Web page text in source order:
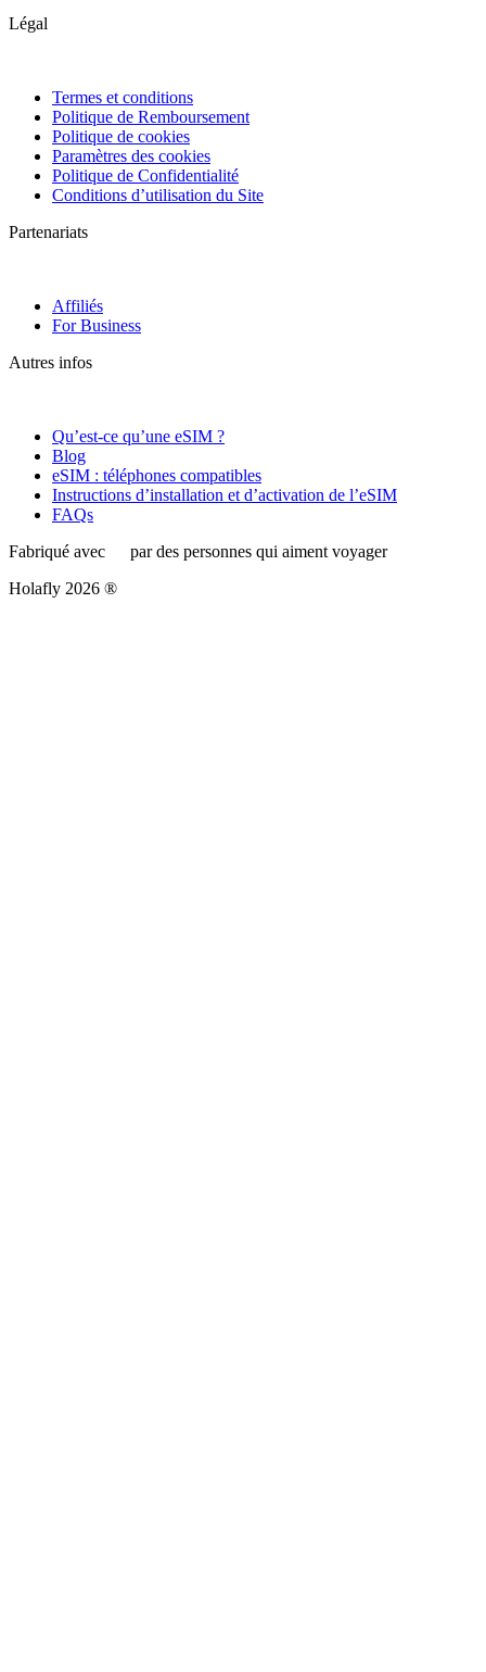
Légal
Termes et conditions
Politique de Remboursement
Politique de cookies
Paramètres des cookies
Politique de Confidentialité
Conditions d’utilisation du Site
Partenariats
Affiliés
For Business
Autres infos
Qu’est-ce qu’une eSIM ?
Blog
eSIM : téléphones compatibles
Instructions d’installation et d’activation de l’eSIM
FAQs
Fabriqué avec
par des personnes qui aiment voyager
Holafly 2026 ®